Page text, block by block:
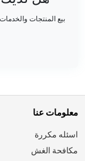
بيع المنتجات
معلومات عنا
اسئله مكررة
مكافحة الغش